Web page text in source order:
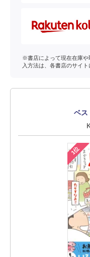
※書店によって現在在庫や
入方法は、各書店のサイト
ベス
1位